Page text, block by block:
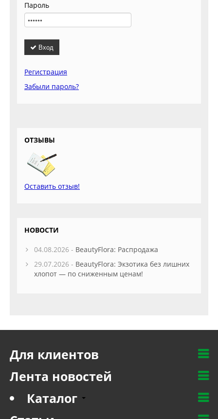
Пароль
Вход
Регистрация
Забыли пароль?
ОТЗЫВЫ
Оставить отзыв!
НОВОСТИ
04.08.2026 - BeautyFlora: Распродажа
29.07.2026 - BeautyFlora: Экзотика без лишних
хлопот — по сниженным ценам!
Для клиентов
Лента новостей
Каталог